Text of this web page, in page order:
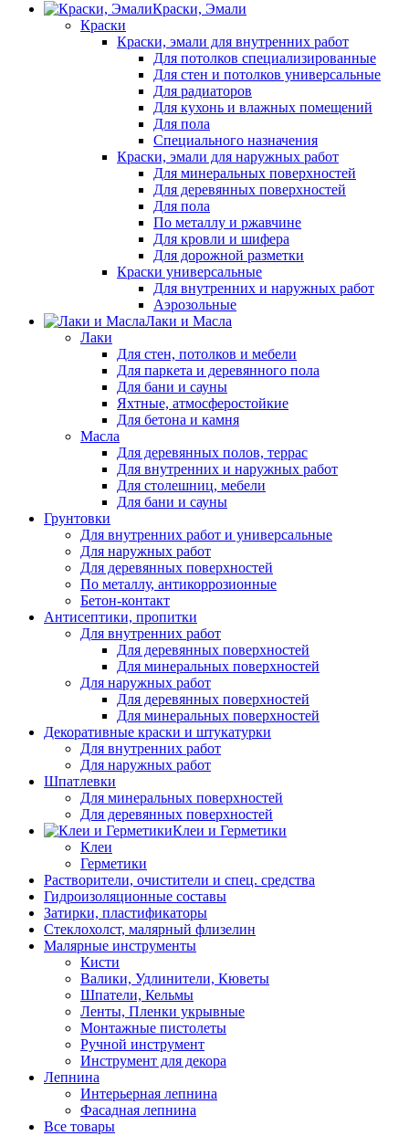
Краски, Эмали
Краски
Краски, эмали для внутренних работ
Для потолков специализированные
Для стен и потолков универсальные
Для радиаторов
Для кухонь и влажных помещений
Для пола
Специального назначения
Краски, эмали для наружных работ
Для минеральных поверхностей
Для деревянных поверхностей
Для пола
По металлу и ржавчине
Для кровли и шифера
Для дорожной разметки
Краски универсальные
Для внутренних и наружных работ
Аэрозольные
Лаки и Масла
Лаки
Для стен, потолков и мебели
Для паркета и деревянного пола
Для бани и сауны
Яхтные, атмосферостойкие
Для бетона и камня
Масла
Для деревянных полов, террас
Для внутренних и наружных работ
Для столешниц, мебели
Для бани и сауны
Грунтовки
Для внутренних работ и универсальные
Для наружных работ
Для деревянных поверхностей
По металлу, антикоррозионные
Бетон-контакт
Антисептики, пропитки
Для внутренних работ
Для деревянных поверхностей
Для минеральных поверхностей
Для наружных работ
Для деревянных поверхностей
Для минеральных поверхностей
Декоративные краски и штукатурки
Для внутренних работ
Для наружных работ
Шпатлевки
Для минеральных поверхностей
Для деревянных поверхностей
Клеи и Герметики
Клеи
Герметики
Растворители, очистители и спец. средства
Гидроизоляционные составы
Затирки, пластификаторы
Стеклохолст, малярный флизелин
Малярные инструменты
Кисти
Валики, Удлинители, Кюветы
Шпатели, Кельмы
Ленты, Пленки укрывные
Монтажные пистолеты
Ручной инструмент
Инструмент для декора
Лепнина
Интерьерная лепнина
Фасадная лепнина
Все товары